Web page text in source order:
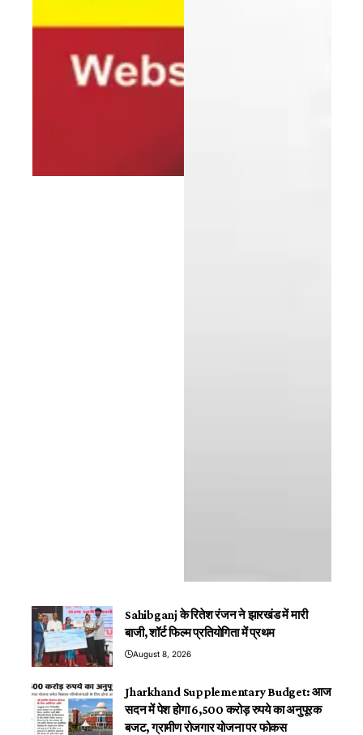
Sahibganj के रितेश रंजन ने झारखंड में मारी
बाजी, शॉर्ट फिल्म प्रतियोगिता में प्रथम
August 8, 2026
Jharkhand Supplementary Budget: आज
सदन में पेश होगा 6,500 करोड़ रुपये का अनुपूरक
बजट, ग्रामीण रोजगार योजना पर फोकस